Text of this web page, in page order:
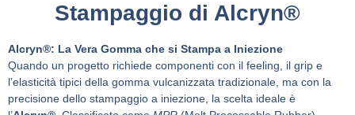
Stampaggio di Alcryn®
Alcryn®: La Vera Gomma che si Stampa a Iniezione
Quando un progetto richiede componenti con il feeling, il grip e
l’elasticità tipici della gomma vulcanizzata tradizionale, ma con la
precisione dello stampaggio a iniezione, la scelta ideale è